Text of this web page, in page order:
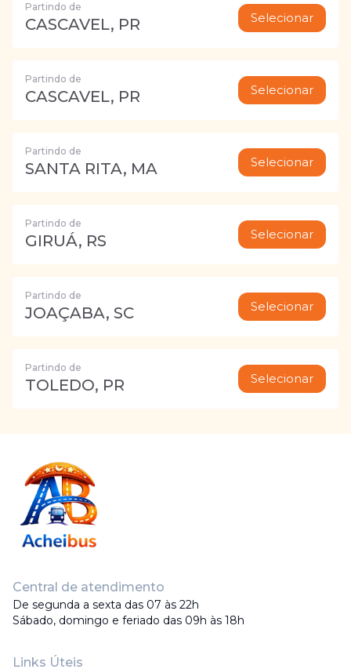
Partindo de
CASCAVEL, PR Selecionar
Partindo de
CASCAVEL, PR Selecionar
Partindo de
SANTA RITA, MA Selecionar
Partindo de
GIRUÁ, RS Selecionar
Partindo de
JOAÇABA, SC Selecionar
Partindo de
TOLEDO, PR Selecionar
Central de atendimento
De segunda a sexta das 07 às 22h
Sábado, domingo e feriado das 09h às 18h
Links Úteis